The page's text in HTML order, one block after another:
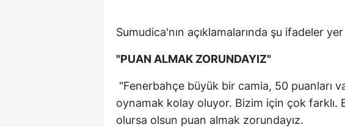
Sumudica'nın açıklamalarında şu ifadeler yer
"PUAN ALMAK ZORUNDAYIZ"
"Fenerbahçe büyük bir camia, 50 puanları
oynamak kolay oluyor. Bizim için çok farklı.
olursa olsun puan almak zorundayız.